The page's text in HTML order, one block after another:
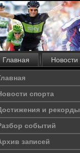
Главная Новости
спорта
и рекорды
событий
записей